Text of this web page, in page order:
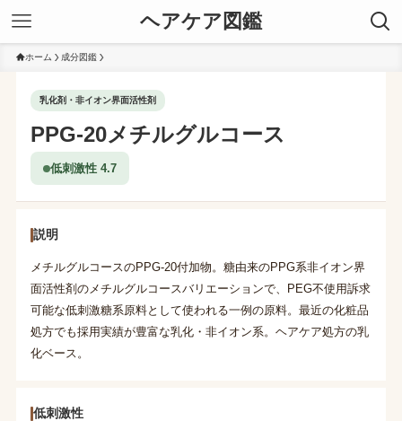
ヘアケア図鑑
ホーム 成分図鑑
乳化剤・非イオン界面活性剤
PPG-20メチルグルコース
低刺激性 4.7
説明
メチルグルコースのPPG-20付加物。糖由来のPPG系非イオン界
面活性剤のメチルグルコースバリエーションで、PEG不使用訴求
可能な低刺激糖系原料として使われる一例の原料。最近の化粧品
処方でも採用実績が豊富な乳化・非イオン系。ヘアケア処方の乳
化ベース。
低刺激性